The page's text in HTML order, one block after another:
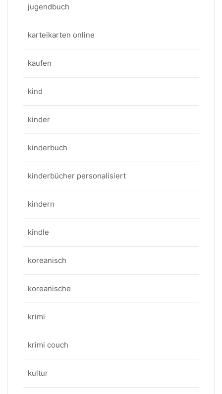
jugendbuch
karteikarten online
kaufen
kind
kinder
kinderbuch
kinderbücher personalisiert
kindern
kindle
koreanisch
koreanische
krimi
krimi couch
kultur